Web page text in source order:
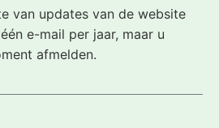
van updates van de website
e-mail per jaar, maar u
afmelden.